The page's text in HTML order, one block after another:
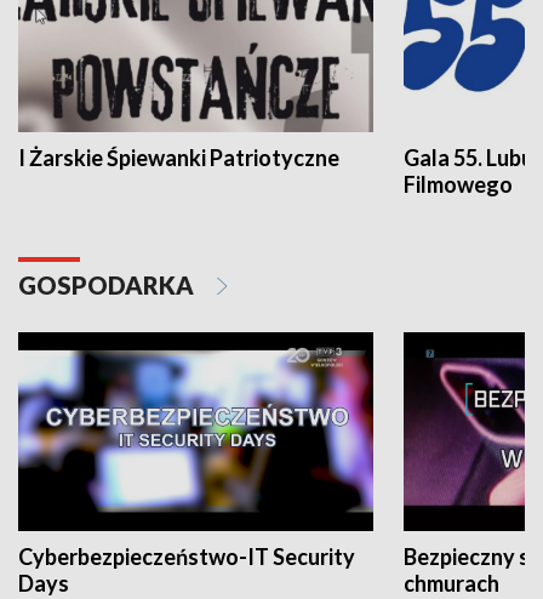
I Żarskie Śpiewanki Patriotyczne
Gala 55.
Filmowego
GOSPODARKA
Cyberbezpieczeństwo-IT Security
Days
Bezpieczny
chmurach